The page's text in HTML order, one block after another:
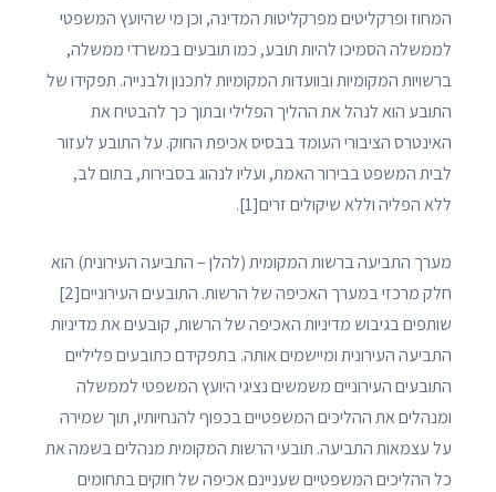
המחוז ופרקליטים מפרקליטות המדינה, וכן מי שהיועץ המשפטי
לממשלה הסמיכו להיות תובע, כמו תובעים במשרדי ממשלה,
ברשויות המקומיות ובוועדות המקומיות לתכנון ולבנייה. תפקידו של
התובע הוא לנהל את ההליך הפלילי ובתוך כך להבטיח את
האינטרס הציבורי העומד בבסיס אכיפת החוק. על התובע לעזור
לבית המשפט בבירור האמת, ועליו לנהוג בסבירות, בתום לב,
ללא הפליה וללא שיקולים זרים[1].
מערך התביעה ברשות המקומית (להלן – התביעה העירונית) הוא
חלק מרכזי במערך האכיפה של הרשות. התובעים העירוניים[2]
שותפים בגיבוש מדיניות האכיפה של הרשות, קובעים את מדיניות
התביעה העירונית ומיישמים אותה. בתפקידם כתובעים פליליים
התובעים העירוניים משמשים נציגי היועץ המשפטי לממשלה
ומנהלים את ההליכים המשפטיים בכפוף להנחיותיו, תוך שמירה
על עצמאות התביעה. תובעי הרשות המקומית מנהלים בשמה את
כל ההליכים המשפטיים שעניינם אכיפה של חוקים בתחומים